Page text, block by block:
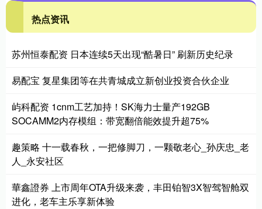
热点资讯
苏州恒泰配资 日本连续5天出现“酷暑日” 刷新历史纪录
易配宝 复星集团等在共青城成立新创业投资合伙企业
屿科配资 1cnm工艺加持！SK海力士量产192GB
SOCAMM2内存模组：带宽翻倍能效提升超75%
趣策略 十一载春秋，一把修脚刀，一颗敬老心_孙庆忠_老
人_永安社区
華鑫證券 上市周年OTA升级来袭，丰田铂智3X智驾智舱双
进化，老车主乐享新体验